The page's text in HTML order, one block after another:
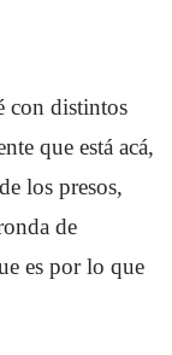
con distintos
que está acá,
los presos,
de
es por lo que